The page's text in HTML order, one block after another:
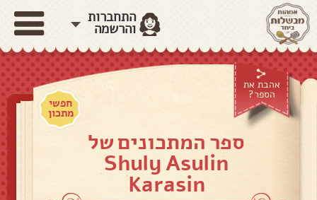
התחברות
והרשמה
אהבת את
הספר?
חפשי
מתכון
ספר המתכונים של
Shuly Asulin
Karasin